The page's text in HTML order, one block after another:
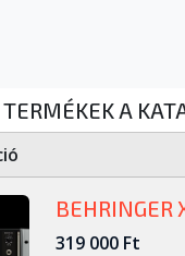
TERMÉKEK A
BEHRINGER
319 000 Ft